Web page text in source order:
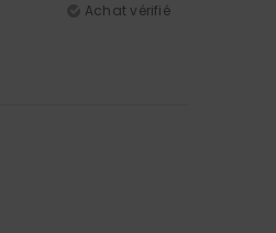
Achat vérifié